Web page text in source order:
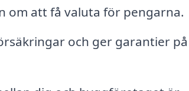
om att få valuta för pengarna.
och ger garantier på